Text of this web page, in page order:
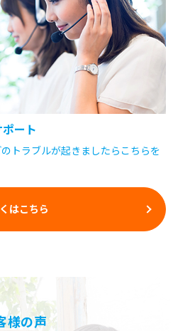
ート
トラブルが起きましたらこちらを
はこちら
様の声